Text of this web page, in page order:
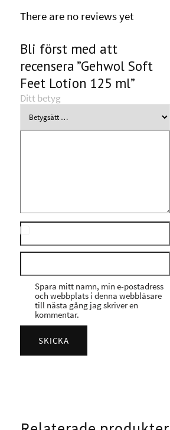
There are no reviews yet
Bli först med att
recensera ”Gehwol Soft
Feet Lotion 125 ml”
Ditt betyg
Spara mitt namn, min e-postadress
och webbplats i denna webbläsare
till nästa gång jag skriver en
kommentar.